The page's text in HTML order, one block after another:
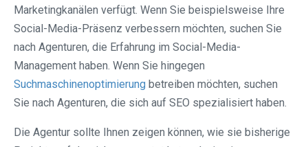
Marketingkanälen verfügt. Wenn Sie beispielsweise Ihre
Social-Media-Präsenz verbessern möchten, suchen Sie
nach Agenturen, die Erfahrung im Social-Media-
Management haben. Wenn Sie hingegen
Suchmaschinenoptimierung betreiben möchten, suchen
Sie nach Agenturen, die sich auf SEO spezialisiert haben.
Die Agentur sollte Ihnen zeigen können, wie sie bisherige